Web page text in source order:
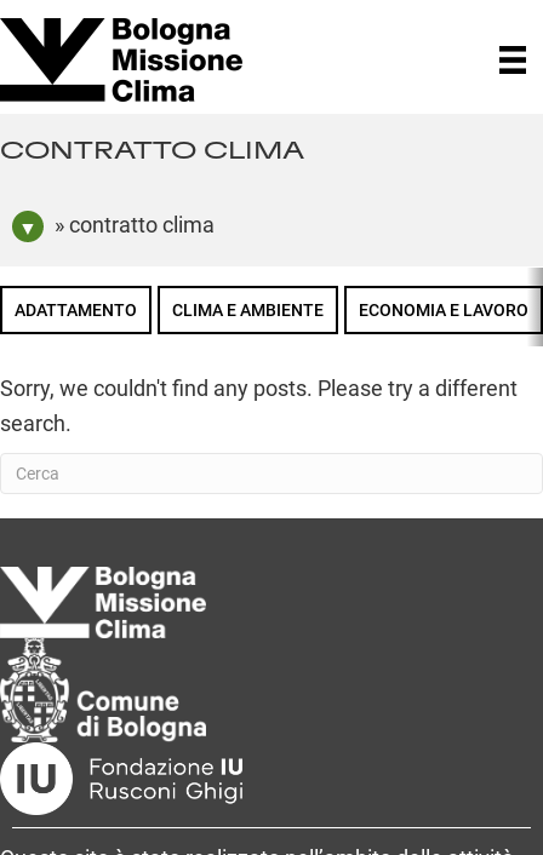
CONTRATTO CLIMA
» contratto clima
ADATTAMENTO CLIMA E AMBIENTE ECONOMIA E LAVORO
Sorry, we couldn't find any posts. Please try a different
search.